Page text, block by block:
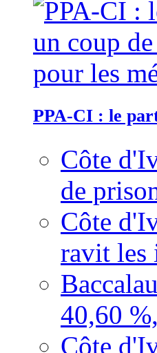
PPA-CI : le
Côte
de
Côte
ravit les
40,60
Côte